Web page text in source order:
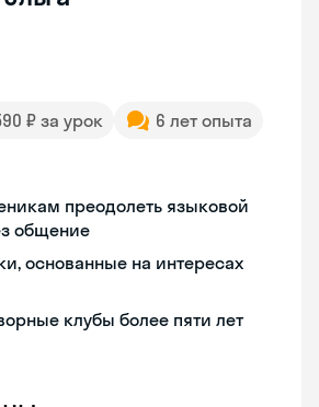
₽ за урок
6 лет опыта
преодолеть языковой
общение
основанные на интересах
клубы более пяти лет